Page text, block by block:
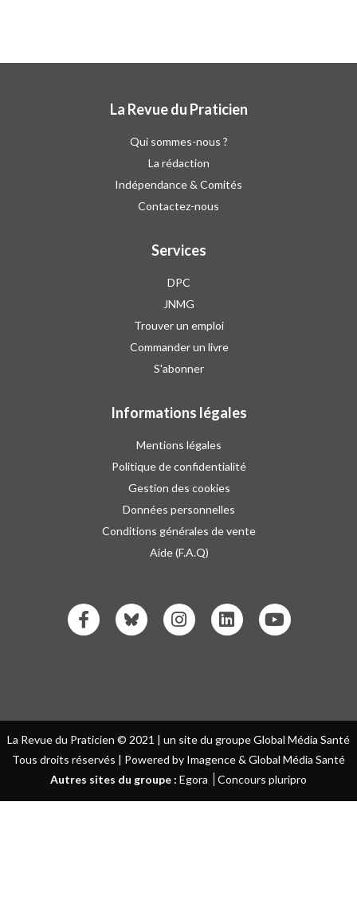
La Revue du Praticien
Qui sommes-nous ?
La rédaction
Indépendance & Comités
Contactez-nous
Services
DPC
JNMG
Trouver un emploi
Commander un livre
S'abonner
Informations légales
Mentions légales
Politique de confidentialité
Gestion des cookies
Données personnelles
Conditions générales de vente
Aide (F.A.Q)
La Revue du Praticien © 2021 | un site du groupe Global Média Santé
Tous droits réservés | Powered by Imagence & Global Média Santé
Autres sites du groupe : Egora Concours pluripro